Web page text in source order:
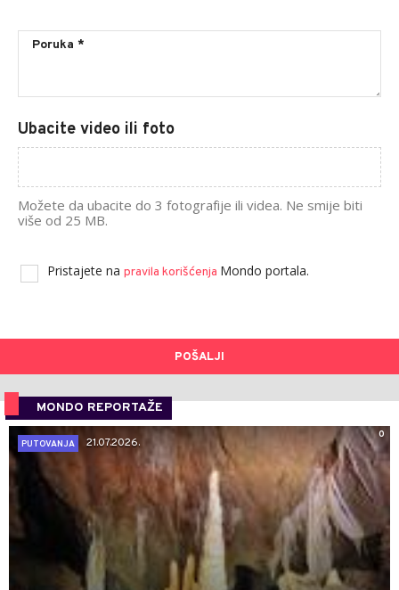
Ubacite video ili foto
Možete da ubacite do 3 fotografije ili videa. Ne smije biti
više od 25 MB.
Pristajete na pravila korišćenja Mondo portala.
POŠALJI
MONDO REPORTAŽE
0
PUTOVANJA
21.07.2026.